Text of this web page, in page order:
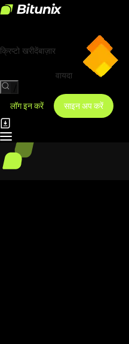
क्रिप्टो खरीदेंबाज़ार
वायदा
लॉग इन करें
साइन अप करें